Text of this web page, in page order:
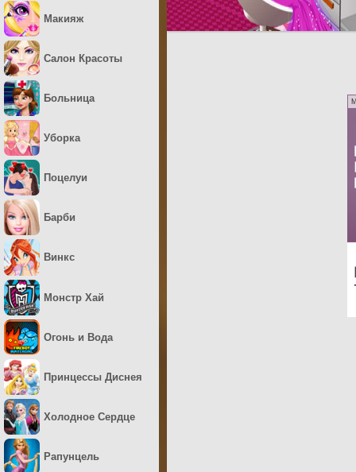
Макияж
Салон Красоты
Больница
Уборка
Поцелуи
Барби
Винкс
Монстр Хай
Огонь и Вода
Принцессы Диснея
Холодное Сердце
Рапунцель